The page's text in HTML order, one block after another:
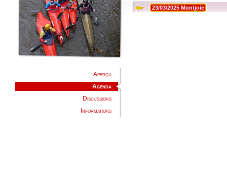
Aperçu
Agenda
Discussions
Informations